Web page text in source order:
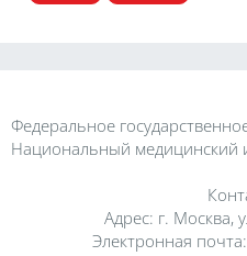
Федеральное
Национальный медицинский
Адрес: г. Москва,
Электронная почта: